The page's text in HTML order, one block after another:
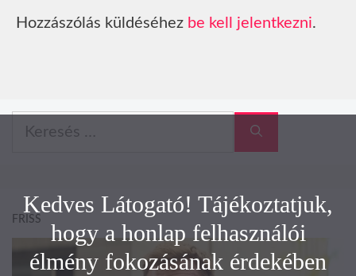
Hozzászólás küldéséhez be kell jelentkezni.
FRISS
Kedves Látogató! Tájékoztatjuk,
hogy a honlap felhasználói
élmény fokozásának érdekében